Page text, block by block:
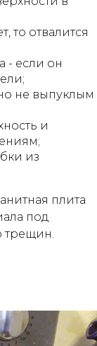
то отвалится
- если он
не выпуклым
и
из
плита
под
трещин.